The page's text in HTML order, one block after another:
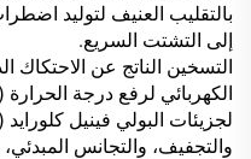
بالتقليب العنيف لتوليد
إلى التشتت السريع.
التسخين الناتج عن الاحتكاك
والتجفيف، والتجانس المبدئي،